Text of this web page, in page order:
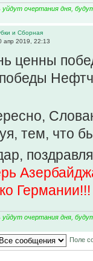
уйдут очертания дня,
и Сборная
апр 2019, 22:13
ценны
тем, что
Германии!!!
уйдут очертания дня,
Поле